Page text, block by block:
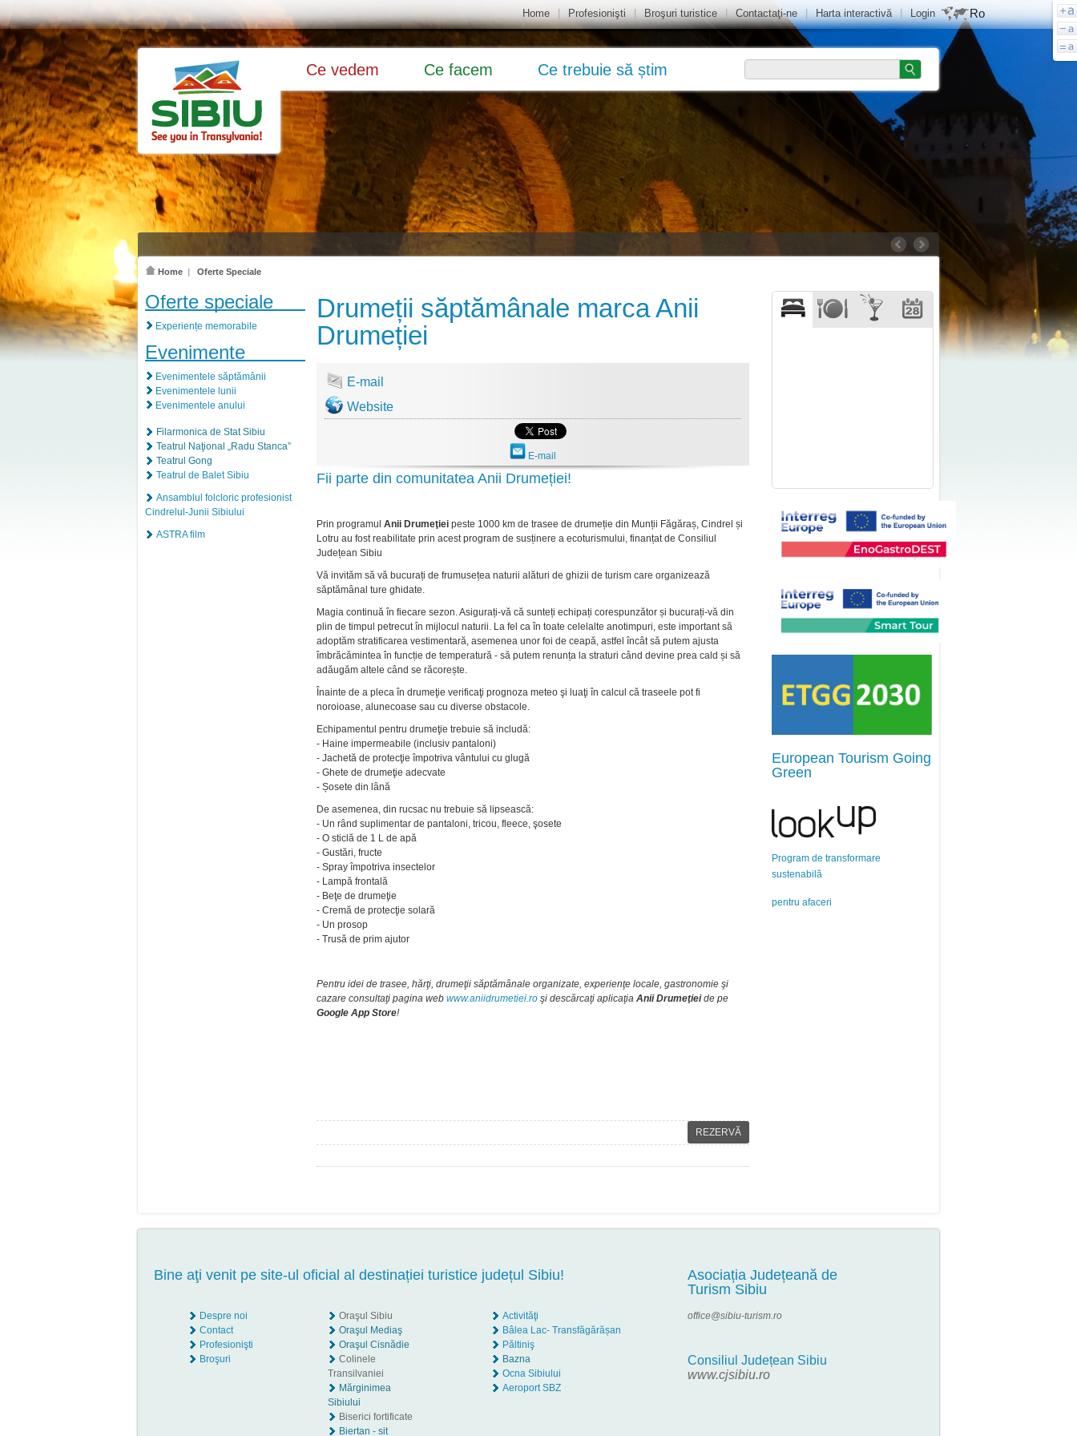
Login Ro
Home Profesionişti | Broşuri turistice | Contactaţi-ne | Harta interactivă |
Ce vedem Ce facem Ce trebuie să știm
Home | Oferte Speciale
Oferte speciale
Experiențe memorabile
Evenimente
Evenimentele săptămânii
Evenimentele lunii
Evenimentele anului
Filarmonica de Stat Sibiu
Teatrul Naţional „Radu Stanca”
Teatrul Gong
Teatrul de Balet Sibiu
Ansamblul folcloric profesionist
Cindrelul-Junii Sibiului
ASTRA film
Drumeții săptămânale marca Anii
Drumeției
E-mail
Website
E-mail
Fii parte din comunitatea Anii Drumeției!
Prin programul Anii Drumeţiei peste 1000 km de trasee de drumeție din Munții Făgăraș, Cindrel și
Lotru au fost reabilitate prin acest program de susținere a ecoturismului, finanțat de Consiliul
Județean Sibiu
Vă invităm să vă bucurați de frumusețea naturii alături de ghizii de turism care organizează
săptămânal ture ghidate.
Magia continuă în fiecare sezon. Asigurați-vă că sunteți echipați corespunzător și bucurați-vă din
plin de timpul petrecut în mijlocul naturii. La fel ca în toate celelalte anotimpuri, este important să
adoptăm stratificarea vestimentară, asemenea unor foi de ceapă, astfel încât să putem ajusta
îmbrăcămintea în funcție de temperatură - să putem renunța la straturi când devine prea cald și să
adăugăm altele când se răcorește.
Înainte de a pleca în drumeţie verificaţi prognoza meteo şi luaţi în calcul că traseele pot fi
noroioase, alunecoase sau cu diverse obstacole.
Echipamentul pentru drumeţie trebuie să includă:
- Haine impermeabile (inclusiv pantaloni)
- Jachetă de protecţie împotriva vântului cu glugă
- Ghete de drumeţie adecvate
- Șosete din lână
De asemenea, din rucsac nu trebuie să lipsească:
- Un rând suplimentar de pantaloni, tricou, fleece, şosete
- O sticlă de 1 L de apă
- Gustări, fructe
- Spray împotriva insectelor
- Lampă frontală
- Beţe de drumeţie
- Cremă de protecţie solară
- Un prosop
- Trusă de prim ajutor
Pentru idei de trasee, hărţi, drumeţii săptămânale organizate, experienţe locale, gastronomie şi
cazare consultaţi pagina web www.aniidrumetiei.ro şi descărcaţi aplicaţia Anii Drumeţieide pe
Google App Store!
REZERVĂ
European Tourism Going
Green
Program de transformare
sustenabilă
pentru afaceri
Bine aţi venit pe site-ul oficial al destinației turistice județul Sibiu!
Asociația Județeană de
Turism Sibiu
Despre noi
Contact
Profesionişti
Broşuri
Oraşul Sibiu
Oraşul Mediaş
Oraşul Cisnădie
Colinele
Transilvaniei
Mărginimea
Sibiului
Biserici fortificate
Biertan - sit
Activităţi
Bâlea Lac- Transfăgărășan
Păltiniş
Bazna
Ocna Sibiului
Aeroport SBZ
office@sibiu-turism.ro
Consiliul Județean Sibiu
www.cjsibiu.ro